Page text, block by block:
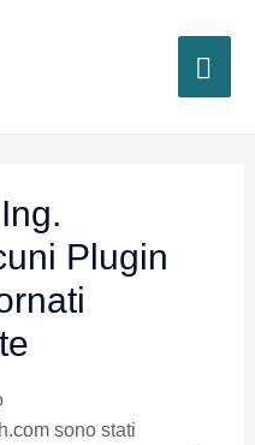
Plugin
sono stati